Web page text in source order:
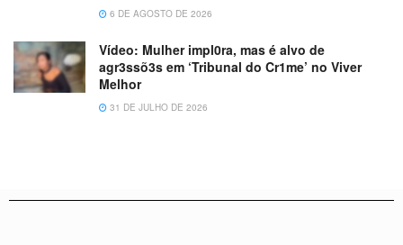
6 DE AGOSTO DE 2026
Vídeo: Mulher impl0ra, mas é alvo de
agr3ssõ3s em ‘Tribunal do Cr1me’ no Viver
Melhor
31 DE JULHO DE 2026